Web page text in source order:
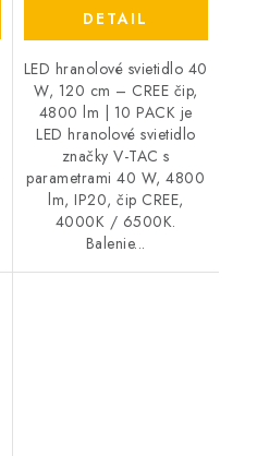
DETAIL
LED hranolové svietidlo 40
W, 120 cm – CREE čip,
4800 lm | 10 PACK je
LED hranolové svietidlo
značky V-TAC s
parametrami 40 W, 4800
lm, IP20, čip CREE,
4000K / 6500K.
Balenie...